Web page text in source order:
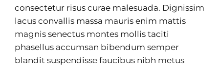
consectetur risus curae malesuada. Dignissim
lacus convallis massa mauris enim mattis
magnis senectus montes mollis taciti
phasellus accumsan bibendum semper
blandit suspendisse faucibus nibh metus